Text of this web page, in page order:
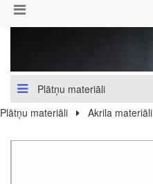
Plātņu materiāli
Plātņu materiāli
Akrila materiāli